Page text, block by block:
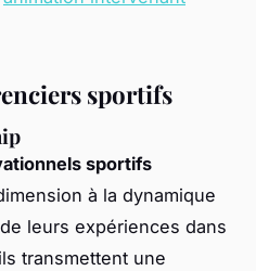
sportifs
sportifs
à la dynamique
leurs expériences dans
transmettent une